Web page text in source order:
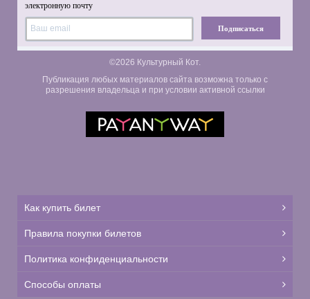
электронную почту
Подписаться
©2026 Культурный Кот.
Публикация любых материалов сайта возможна только с
разрешения владельца и при условии активной ссылки
Как купить билет
Правила покупки билетов
Политика конфиденциальности
Способы оплаты